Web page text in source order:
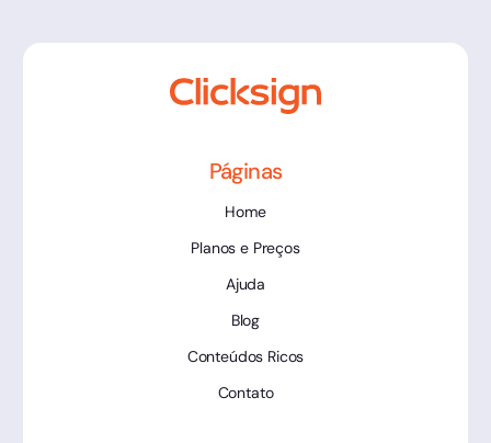
Páginas
Home
Planos e Preços
Ajuda
Blog
Conteúdos Ricos
Contato